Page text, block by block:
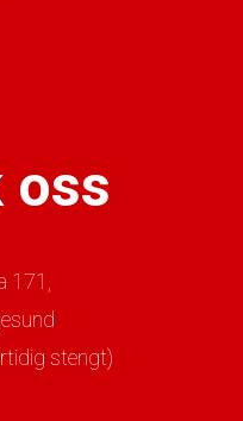
oss
171,
stengt)